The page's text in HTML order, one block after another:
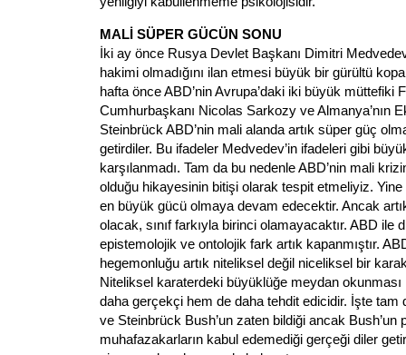
MALİ SÜPER GÜCÜN SONU
İki ay önce Rusya Devlet Başkanı Dimitri
hakimi olmadığını ilan etmesi büyük bir gürültü
hafta önce ABD’nin Avrupa’daki iki büyük müttefiki
Cumhurbaşkanı Nicolas Sarkozy ve Almanya’nın
Steinbrück ABD’nin mali alanda artık süper güç
getirdiler. Bu ifadeler Medvedev’in ifadeleri gibi
karşılanmadı. Tam da bu nedenle ABD’nin mali
olduğu hikayesinin bitişi olarak tespit etmeliyiz. Yine
en büyük gücü olmaya devam edecektir. Ancak
olacak, sınıf farkıyla birinci olamayacaktır. ABD ile
epistemolojik ve ontolojik fark artık kapanmıştır.
hegemonluğu artık niteliksel değil niceliksel bir
Niteliksel karaterdeki büyüklüğe meydan
daha gerçekçi hem de daha tehdit edicidir. İşte tam
ve Steinbrück Bush’un zaten bildiği ancak Bush’un
muhafazakarların kabul edemediği gerçeği diler